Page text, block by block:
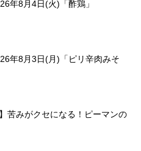
年8月4日(火)「酢鶏」
年8月3日(月)「ピリ辛肉みそ
苦みがクセになる！ピーマンの